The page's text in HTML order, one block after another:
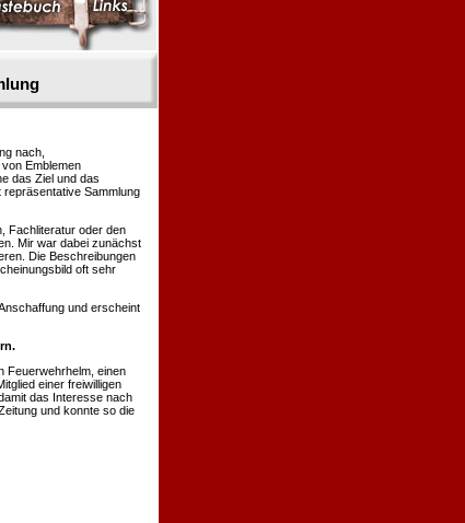
nach,
Emblemen
das Ziel und das
Sammlung
Fachliteratur oder den
Mir war dabei zunächst
Die Beschreibungen
oft sehr
und erscheint
Feuerwehrhelm, einen
einer freiwilligen
das Interesse nach
und konnte so die